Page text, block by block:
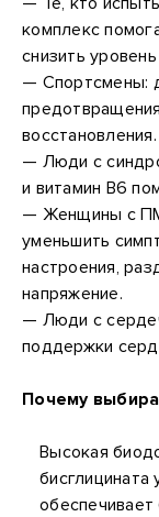
комплекс
снизить
— Спортсмены:
восстановления.
— Люди с
и витамин B6
— Женщины с
уменьшить
настроения,
напряжение.
— Люди с
поддержки
Почему
Высокая
бисглицината